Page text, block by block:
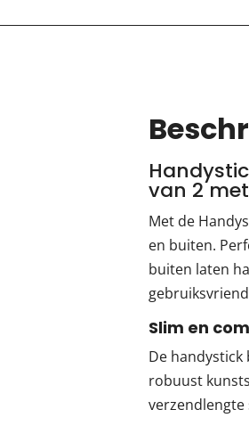
van 2
Met de
en buiten.
buiten laten
Slim en
De
robuust
verzendlengte